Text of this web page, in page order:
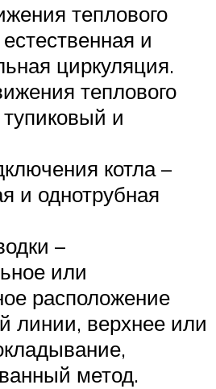
теплового
и
циркуляция.
теплового
и
котла –
и однотрубная
–
или
расположение
линии, верхнее или
метод.